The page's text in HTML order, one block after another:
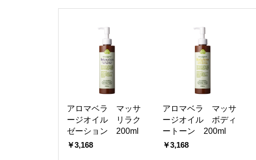
アロマベラ マッサ
ージオイル リラク
ゼーション 200ml
￥3,168
アロマベラ マッサ
ージオイル ボディ
ートーン 200ml
￥3,168